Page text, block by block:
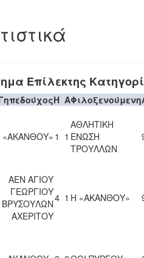
Επίλεκτης
H AΦιλοξενούμενη
«ΑΚΑΝΘΟΥ» 1 1
ΑΘΛΗΤΙΚΗ
ΕΝΩΣΗ
ΤΡΟΥΛΛΩΝ
ΑΕΝ ΑΓΙΟΥ
ΓΕΩΡΓΙΟΥ
ΒΡΥΣΟΥΛΩΝ
ΑΧΕΡΙΤΟΥ
4 1 Η «ΑΚΑΝΘΟΥ»